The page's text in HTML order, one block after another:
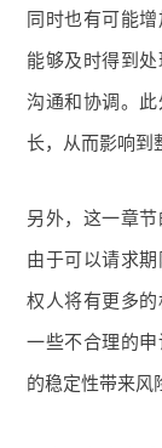
同时也有可能
能够及时得到
沟通和协调。
长，从而影响到
另外，这一章
由于可以请求
权人将有更多
一些不合理的
的稳定性带来风